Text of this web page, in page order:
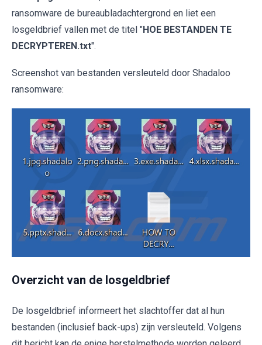
ransomware de bureaubladachtergrond en liet een
losgeldbrief vallen met de titel "HOE BESTANDEN TE
DECRYPTEREN.txt".
Screenshot van bestanden versleuteld door Shadaloo
ransomware:
Overzicht van de losgeldbrief
De losgeldbrief informeert het slachtoffer dat al hun
bestanden (inclusief back-ups) zijn versleuteld. Volgens